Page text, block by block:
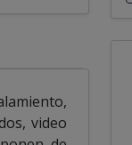
video